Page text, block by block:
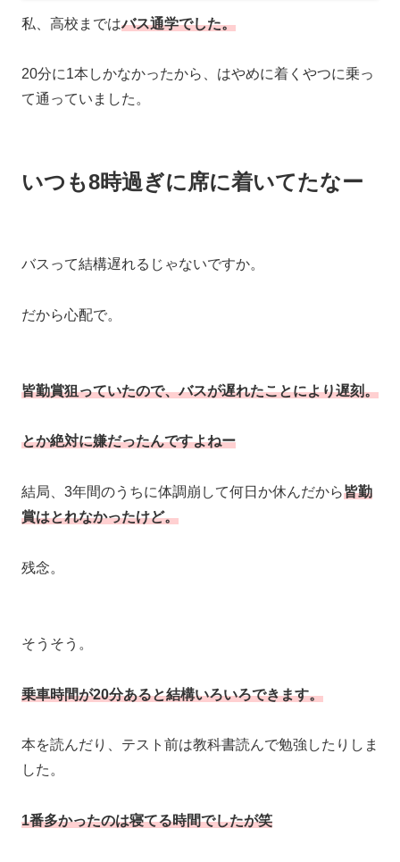
私、高校まではバス通学でした。
20分に1本しかなかったから、はやめに着くやつに乗っ
て通っていました。
いつも8時過ぎに席に着いてたなー
バスって結構遅れるじゃないですか。
だから心配で。
皆勤賞狙っていたので、バスが遅れたことにより遅刻。
とか絶対に嫌だったんですよねー
結局、3年間のうちに体調崩して何日か休んだから皆勤
賞はとれなかったけど。
残念。
そうそう。
乗車時間が20分あると結構いろいろできます。
本を読んだり、テスト前は教科書読んで勉強したりしま
した。
1番多かったのは寝てる時間でしたが笑